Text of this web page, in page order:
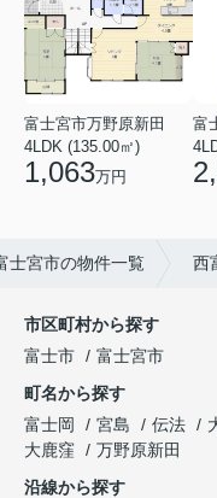
富士宮市万野原新田
4LDK (135.00㎡)
1,063万円
富
士宮市の物件一覧 西
市区町村から探す
富士市
富士宮市
町名から探す
富士岡
宮島 伝法
大鹿窪
万野原新田
沿線から探す